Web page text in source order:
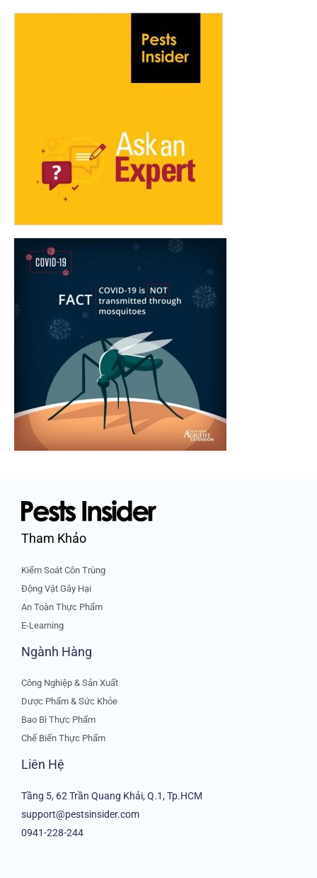
Tham Khảo
Kiểm Soát Côn Trùng
Động Vật Gây Hại
An Toàn Thực Phẩm
E-Learning
Ngành Hàng
Công Nghiệp & Sản Xuất
Dược Phẩm & Sức Khỏe
Bao Bì Thực Phẩm
Chế Biến Thực Phẩm
Liên Hệ
Tầng 5, 62 Trần Quang Khải, Q.1, Tp.HCM
support@pestsinsider.com
0941-228-244